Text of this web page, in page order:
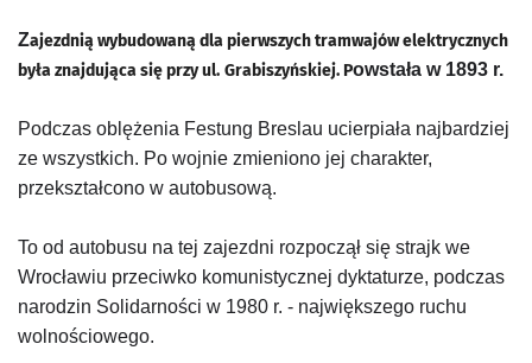
Zajezdnią wybudowaną dla pierwszych tramwajów elektrycznych
była znajdująca się przy ul. Grabiszyńskiej. Powstała w 1893 r.
Podczas oblężenia Festung Breslau ucierpiała najbardziej
ze wszystkich. Po wojnie zmieniono jej charakter,
przekształcono w autobusową.
To od autobusu na tej zajezdni rozpoczął się strajk we
Wrocławiu przeciwko komunistycznej dyktaturze, podczas
narodzin Solidarności w 1980 r. - największego ruchu
wolnościowego.